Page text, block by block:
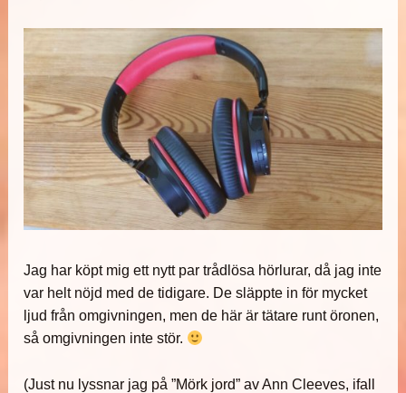
Jag har köpt mig ett nytt par trådlösa hörlurar, då jag inte
var helt nöjd med de tidigare. De släppte in för mycket
ljud från omgivningen, men de här är tätare runt öronen,
så omgivningen inte stör.
(Just nu lyssnar jag på ”Mörk jord” av Ann Cleeves, ifall